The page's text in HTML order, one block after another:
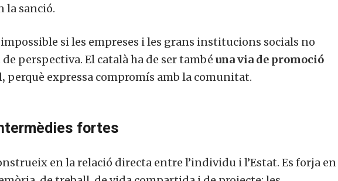
la sanció.
si les empreses i les grans institucions socials no
perspectiva. El català ha de ser també una via de promoció
perquè expressa compromís amb la comunitat.
fortes
en la relació directa entre l’individu i l’Estat. Es forja en